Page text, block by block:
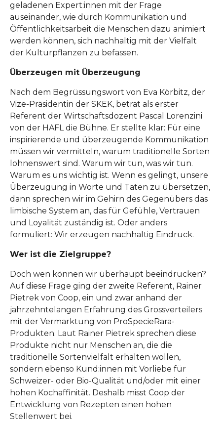
geladenen Expert:innen mit der Frage
auseinander, wie durch Kommunikation und
Öffentlichkeitsarbeit die Menschen dazu animiert
werden können, sich nachhaltig mit der Vielfalt
der Kulturpflanzen zu befassen.
Überzeugen mit Überzeugung
Nach dem Begrüssungswort von Eva Körbitz, der
Vize-Präsidentin der SKEK, betrat als erster
Referent der Wirtschaftsdozent Pascal Lorenzini
von der HAFL die Bühne. Er stellte klar: Für eine
inspirierende und überzeugende Kommunikation
müssen wir vermitteln, warum traditionelle Sorten
lohnenswert sind. Warum wir tun, was wir tun.
Warum es uns wichtig ist. Wenn es gelingt, unsere
Überzeugung in Worte und Taten zu übersetzen,
dann sprechen wir im Gehirn des Gegenübers das
limbische System an, das für Gefühle, Vertrauen
und Loyalität zuständig ist. Oder anders
formuliert: Wir erzeugen nachhaltig Eindruck.
Wer ist die Zielgruppe?
Doch wen können wir überhaupt beeindrucken?
Auf diese Frage ging der zweite Referent, Rainer
Pietrek von Coop, ein und zwar anhand der
jahrzehntelangen Erfahrung des Grossverteilers
mit der Vermarktung von ProSpecieRara-
Produkten. Laut Rainer Pietrek sprechen diese
Produkte nicht nur Menschen an, die die
traditionelle Sortenvielfalt erhalten wollen,
sondern ebenso Kund:innen mit Vorliebe für
Schweizer- oder Bio-Qualität und/oder mit einer
hohen Kochaffinität. Deshalb misst Coop der
Entwicklung von Rezepten einen hohen
Stellenwert bei.